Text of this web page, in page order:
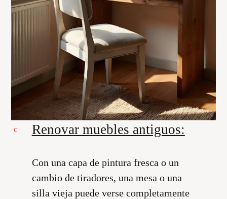
Renovar muebles antiguos:
Con una capa de pintura fresca o un
cambio de tiradores, una mesa o una
silla vieja puede verse completamente